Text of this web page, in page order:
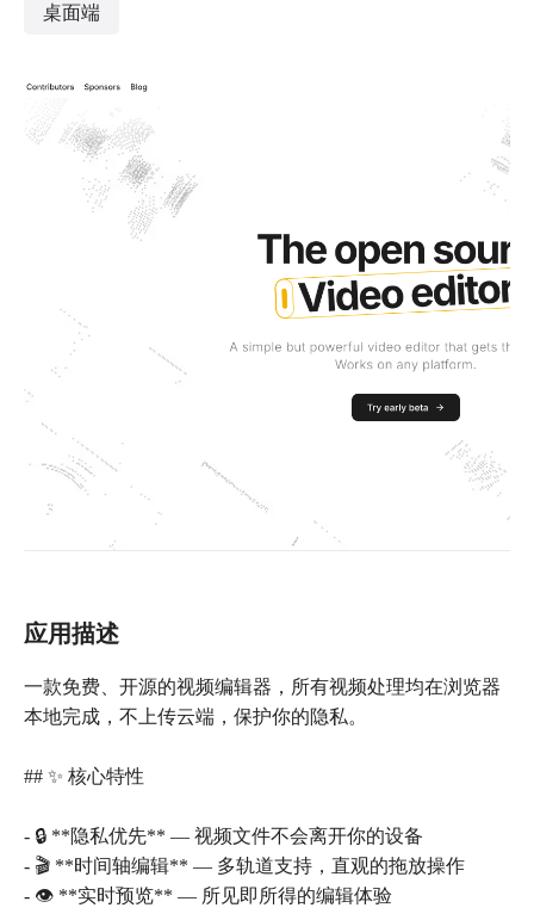
桌面端
应用描述
一款免费、开源的视频编辑器，所有视频处理均在浏览器
本地完成，不上传云端，保护你的隐私。
## ✨ 核心特性
- 🔒 **隐私优先** — 视频文件不会离开你的设备
- 🎬 **时间轴编辑** — 多轨道支持，直观的拖放操作
- 👁 **实时预览** — 所见即所得的编辑体验